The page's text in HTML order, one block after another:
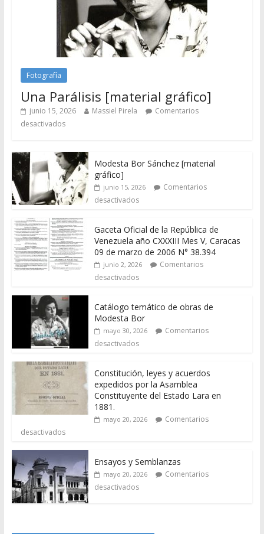
Fotografía
Una Parálisis [material gráfico]
junio 15, 2026 Massiel Pirela
Comentarios
desactivados
Modesta Bor Sánchez [material
gráfico]
junio 15, 2026
Comentarios
desactivados
Gaceta Oficial de la República de
Venezuela año CXXXIII Mes V, Caracas
09 de marzo de 2006 N° 38.394
junio 2, 2026
Comentarios
desactivados
Catálogo temático de obras de
Modesta Bor
mayo 30, 2026
Comentarios
desactivados
Constitución, leyes y acuerdos
expedidos por la Asamblea
Constituyente del Estado Lara en
1881.
mayo 20, 2026
Comentarios
desactivados
Ensayos y Semblanzas
mayo 20, 2026
Comentarios
desactivados